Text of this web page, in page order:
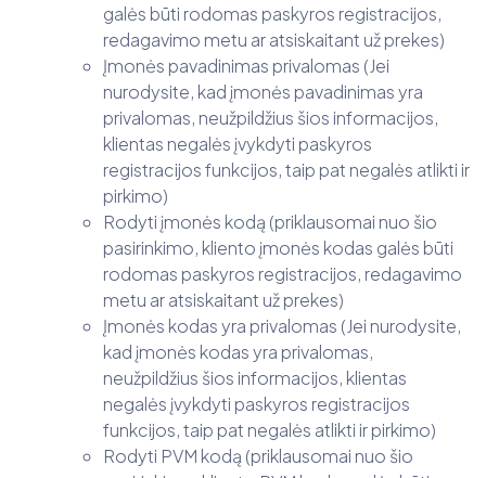
galės būti rodomas paskyros registracijos,
redagavimo metu ar atsiskaitant už prekes)
Įmonės pavadinimas privalomas (Jei
nurodysite, kad įmonės pavadinimas yra
privalomas, neužpildžius šios informacijos,
klientas negalės įvykdyti paskyros
registracijos funkcijos, taip pat negalės atlikti ir
pirkimo)
Rodyti įmonės kodą (priklausomai nuo šio
pasirinkimo, kliento įmonės kodas galės būti
rodomas paskyros registracijos, redagavimo
metu ar atsiskaitant už prekes)
Įmonės kodas yra privalomas (Jei nurodysite,
kad įmonės kodas yra privalomas,
neužpildžius šios informacijos, klientas
negalės įvykdyti paskyros registracijos
funkcijos, taip pat negalės atlikti ir pirkimo)
Rodyti PVM kodą (priklausomai nuo šio